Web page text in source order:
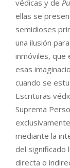
védicas y de
ellas se
semidioses
una ilusión
inmóviles, que
esas
cuando se
Escrituras
Suprema
mediante la
del significado
directa o